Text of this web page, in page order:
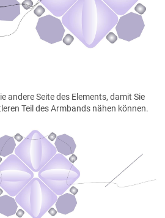
andere Seite des Elements, damit Sie
Teil des Armbands nähen können.